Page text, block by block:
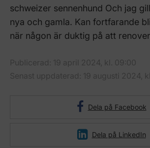
schweizer sennenhund Och jag
nya och gamla. Kan fortfarande
när någon är duktig på att
Publicerad: 19 april 2024, kl. 09:00
Senast uppdaterad: 19 augusti 2024,
Dela på Facebook
Dela på LinkedIn